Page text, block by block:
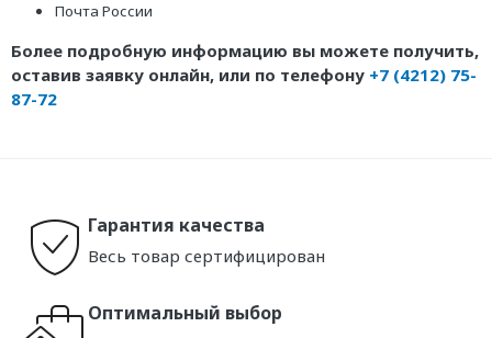
Почта России
Более подробную информацию вы можете получить,
оставив заявку онлайн, или по телефону +7 (4212) 75-
87-72
Гарантия качества
Весь товар сертифицирован
Оптимальный выбор